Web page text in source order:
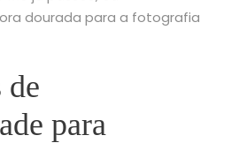
dourada para a fotografia
de
para